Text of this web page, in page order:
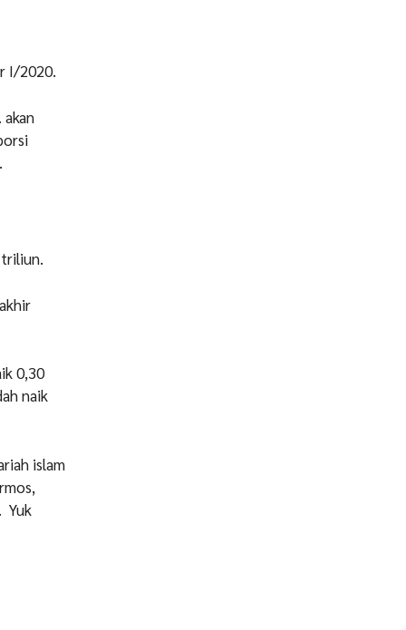
I/2020.
triliun.
0,30
naik
islam
Yuk